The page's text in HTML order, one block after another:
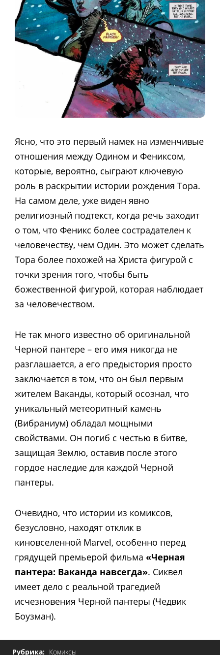
Ясно, что это первый намек на изменчивые
отношения между Одином и Фениксом,
которые, вероятно, сыграют ключевую
роль в раскрытии истории рождения Тора.
На самом деле, уже виден явно
религиозный подтекст, когда речь заходит
о том, что Феникс более сострадателен к
человечеству, чем Один. Это может сделать
Тора более похожей на Христа фигурой с
точки зрения того, чтобы быть
божественной фигурой, которая наблюдает
за человечеством.
Не так много известно об оригинальной
Черной пантере – его имя никогда не
разглашается, а его предыстория просто
заключается в том, что он был первым
жителем Ваканды, который осознал, что
уникальный метеоритный камень
(Вибраниум) обладал мощными
свойствами. Он погиб с честью в битве,
защищая Землю, оставив после этого
гордое наследие для каждой Черной
пантеры.
Очевидно, что истории из комиксов,
безусловно, находят отклик в
киновселенной Marvel, особенно перед
грядущей премьерой фильма «Черная
пантера: Ваканда навсегда». Сиквел
имеет дело с реальной трагедией
исчезновения Черной пантеры (Чедвик
Боузман).
Рубрика: Комиксы